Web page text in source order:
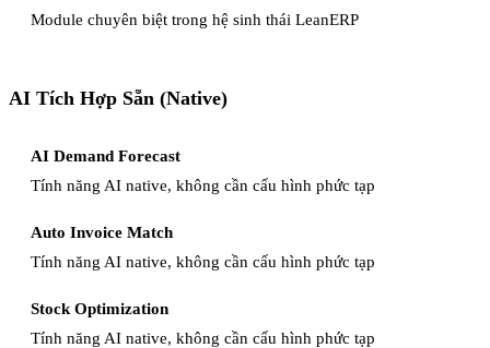
Module chuyên biệt trong hệ sinh thái LeanERP
AI Tích Hợp Sẵn (Native)
AI Demand Forecast
Tính năng AI native, không cần cấu hình phức tạp
Auto Invoice Match
Tính năng AI native, không cần cấu hình phức tạp
Stock Optimization
Tính năng AI native, không cần cấu hình phức tạp